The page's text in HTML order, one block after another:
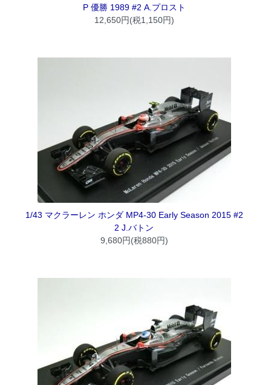
P 優勝 1989 #2 A.プロスト
12,650円(税1,150円)
1/43 マクラーレン ホンダ MP4-30 Early Season 2015 #2
2 J.バトン
9,680円(税880円)